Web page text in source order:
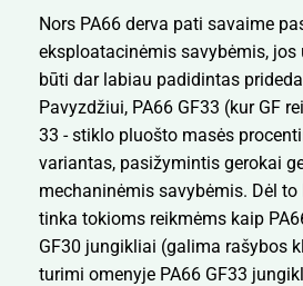
Nors PA66 derva pati savaime
eksploatacinėmis savybėmis,
būti dar labiau padidintas
Pavyzdžiui, PA66 GF33 (kur GF
33 - stiklo pluošto masės
variantas, pasižymintis gerokai
mechaninėmis savybėmis. Dėl to
tinka tokioms reikmėms kaip
GF30 jungikliai (galima rašybos
turimi omenyje PA66 GF33